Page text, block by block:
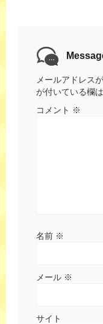
メールアドレス
が付いている欄
コメント ※
名前 ※
メール ※
サイト